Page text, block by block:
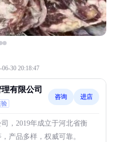
06-30 20:18:47
有限公司
咨询 进店
，2019年成立于河北省衡
产品多样，权威可靠。